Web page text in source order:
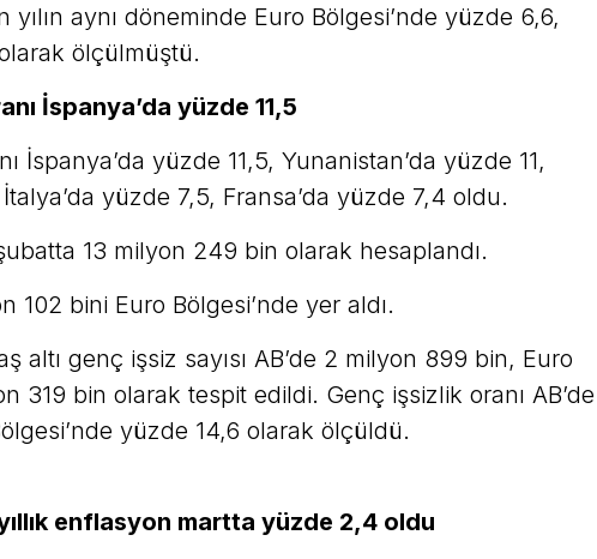
yılın aynı döneminde Euro Bölgesi’nde yüzde 6,6,
ölçülmüştü.
İspanya’da yüzde 11,5
İspanya’da yüzde 11,5, Yunanistan’da yüzde 11,
yüzde 7,5, Fransa’da yüzde 7,4 oldu.
şubatta 13 milyon 249 bin olarak hesaplandı.
102 bini Euro Bölgesi’nde yer aldı.
altı genç işsiz sayısı AB’de 2 milyon 899 bin, Euro
319 bin olarak tespit edildi. Genç işsizlik oranı AB’de
yüzde 14,6 olarak ölçüldü.
enflasyon martta yüzde 2,4 oldu